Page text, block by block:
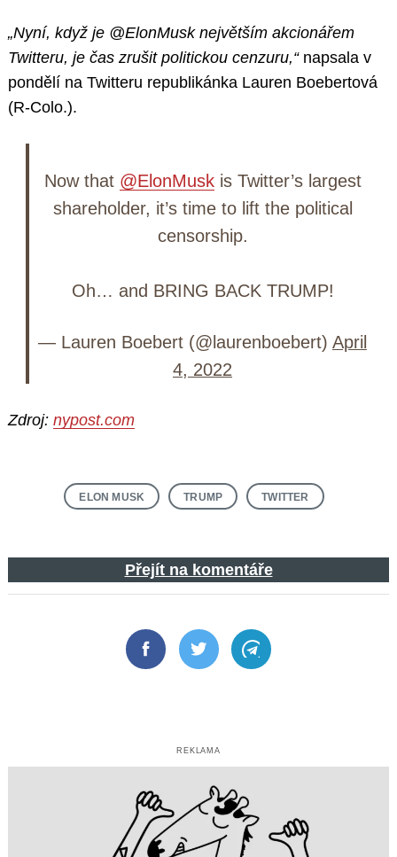
„Nyní, když je @ElonMusk největším akcionářem
Twitteru, je čas zrušit politickou cenzuru,“ napsala v
pondělí na Twitteru republikánka Lauren Boebertová
(R-Colo.).
Now that @ElonMuskis Twitter’s largest
shareholder, it’s time to lift the political
censorship.
Oh… and BRING BACK TRUMP!
— Lauren Boebert (@laurenboebert) April
4, 2022
Zdroj: nypost.com
ELON MUSK TRUMP TWITTER
Přejít na komentáře
FacebookTwitter Telegram
REKLAMA